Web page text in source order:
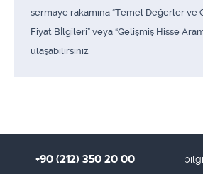
sermaye rakamına “Temel Değerler ve
Fiyat Bİlgileri” veya “Gelişmiş Hisse
ulaşabilirsiniz.
+90 (212) 350 20 00